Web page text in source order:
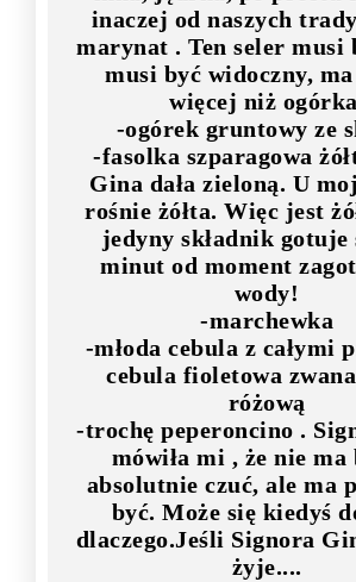
inaczej od naszych
marynat . Ten seler musi
musi być widoczny,
więcej niż
-ogórek gruntowy ze
-fasolka szparagowa
Gina dała zieloną. U
rośnie żółta. Więc jest
jedyny składnik gotuje
minut od moment
wody!
-marchewka
-młoda cebula z całymi
cebula fioletowa
różową
-trochę peperoncino .
mówiła mi , że nie ma
absolutnie czuć, ale ma
być. Może się kiedyś
dlaczego.Jeśli Signora
żyje....